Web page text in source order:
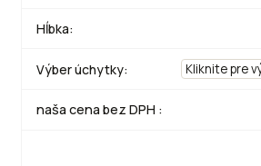
Hĺbka:
Výber úchytky:
naša cena bez DPH :